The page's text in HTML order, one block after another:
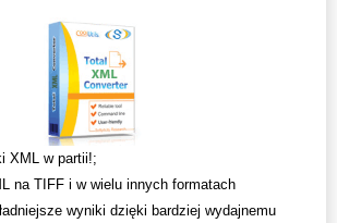
XML w partii!;
na TIFF i w wielu innych formatach
wyniki dzięki bardziej wydajnemu